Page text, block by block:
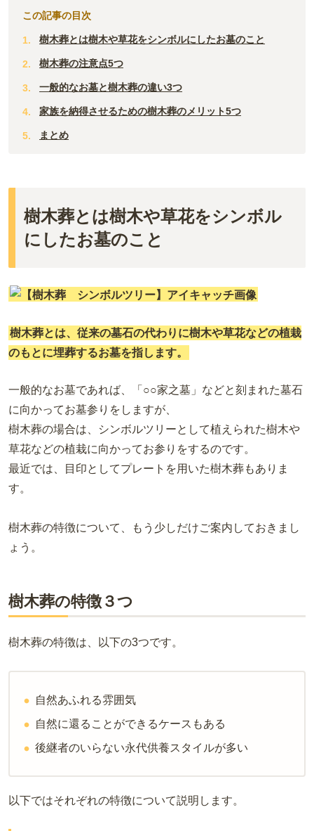
新潟
長野
滋賀
和歌山
鳥取
山口
香川
徳島
佐賀
沖縄
この記事の目次
樹木葬とは樹木や草花をシンボルにしたお墓のこと
樹木葬の注意点5つ
一般的なお墓と樹木葬の違い3つ
家族を納得させるための樹木葬のメリット5つ
まとめ
樹木葬とは樹木や草花をシンボル
にしたお墓のこと
樹木葬とは、従来の墓石の代わりに樹木や草花などの植栽
のもとに埋葬するお墓を指します。
一般的なお墓であれば、「○○家之墓」などと刻まれた墓石
に向かってお墓参りをしますが、
樹木葬の場合は、シンボルツリーとして植えられた樹木や
草花などの植栽に向かってお参りをするのです。
最近では、目印としてプレートを用いた樹木葬もありま
す。
樹木葬の特徴について、もう少しだけご案内しておきまし
ょう。
樹木葬の特徴３つ
樹木葬の特徴は、以下の3つです。
自然あふれる雰囲気
自然に還ることができるケースもある
後継者のいらない永代供養スタイルが多い
以下ではそれぞれの特徴について説明します。